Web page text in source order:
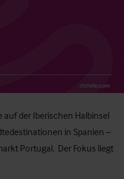
der Iberischen Halbinsel
in Spanien –
Portugal. Der Fokus liegt